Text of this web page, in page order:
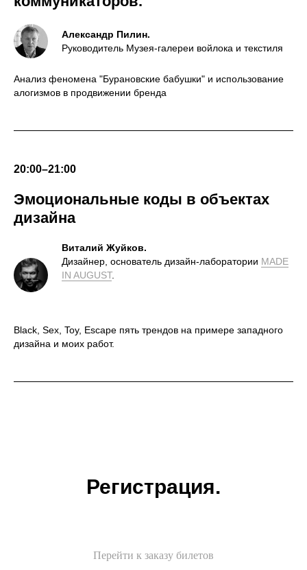
Александр Пилин.
Руководитель Музея-галереи войлока и текстиля
Анализ феномена "Бурановские бабушки" и использование
алогизмов в продвижении бренда
20:00–21:00
Эмоциональные коды в объектах
дизайна
Виталий Жуйков.
Дизайнер, основатель дизайн-лаборатории MADE
IN AUGUST.
Black, Sex, Toy, Escape пять трендов на примере западного
дизайна и моих работ.
Регистрация.
Перейти к заказу билетов